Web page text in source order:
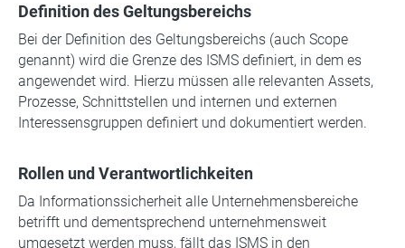
Definition des Geltungsbereichs
Bei der Definition des Geltungsbereichs (auch Scope
genannt) wird die Grenze des ISMS definiert, in dem es
angewendet wird. Hierzu müssen alle relevanten Assets,
Prozesse, Schnittstellen und internen und externen
Interessensgruppen definiert und dokumentiert werden.
Rollen und Verantwortlichkeiten
Da Informationssicherheit alle Unternehmensbereiche
betrifft und dementsprechend unternehmensweit
umgesetzt werden muss, fällt das ISMS in den